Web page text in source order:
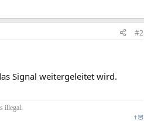
#2
Signal weitergeleitet wird.
illegal.
† 🦉